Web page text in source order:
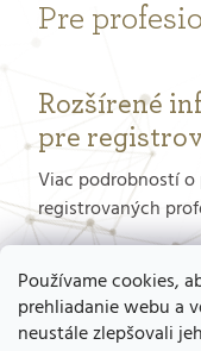
Používame cookies,
prehliadanie webu a
neustále zlepšovali
Pre
Rozšírené
pre
Viac podrobností
registrovaných
PORTÁL
Ako